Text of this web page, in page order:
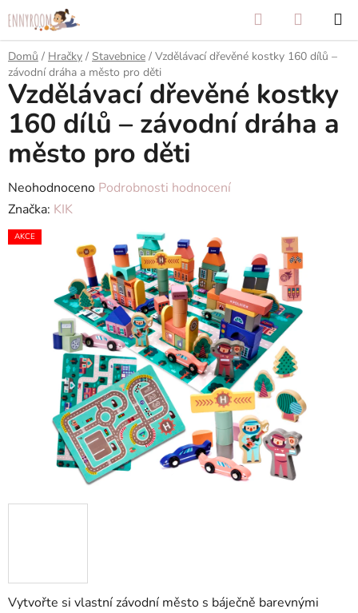
na
obsah
Hledat
KOŠÍK
Domů / Hračky / Stavebnice / Vzdělávací dřevěné kostky 160 dílů –
závodní dráha a město pro děti
Vytvořte si vlastní závodní město s báječně barevnými
Vzdělávací dřevěné kostky
160 dílů – závodní dráha a
město pro děti
Průměrné
hodnocení
produktu
hvězdiček.
Neohodnoceno Podrobnosti hodnocení
Značka: KIK
AKCE